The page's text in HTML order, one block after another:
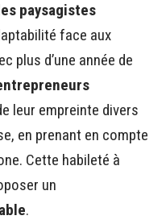
paysagistes
face aux
plus d’une année de
leur empreinte divers
en prenant en compte
Cette habileté à
un
.